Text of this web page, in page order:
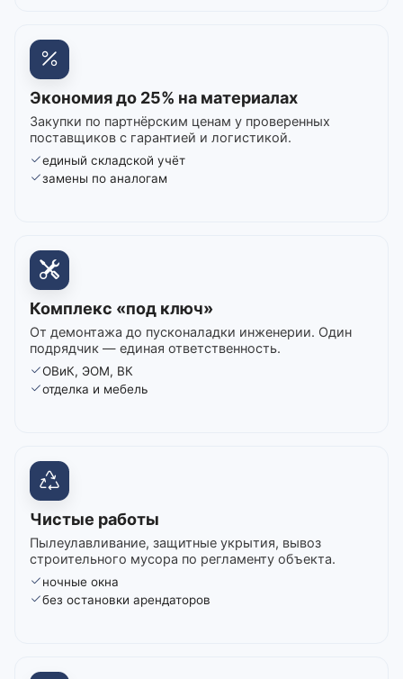
Экономия до 25% на материалах
Закупки по партнёрским ценам у проверенных
поставщиков с гарантией и логистикой.
единый складской учёт
замены по аналогам
Комплекс «под ключ»
От демонтажа до пусконаладки инженерии. Один
подрядчик — единая ответственность.
ОВиК, ЭОМ, ВК
отделка и мебель
Чистые работы
Пылеулавливание, защитные укрытия, вывоз
строительного мусора по регламенту объекта.
ночные окна
без остановки арендаторов